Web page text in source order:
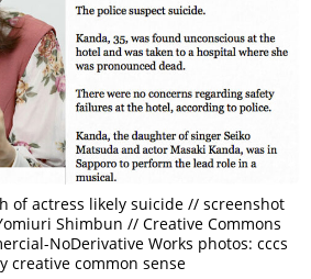
of actress likely suicide // screenshot
Shimbun // Creative Commons
NoDerivative Works photos: cccs
creative common sense